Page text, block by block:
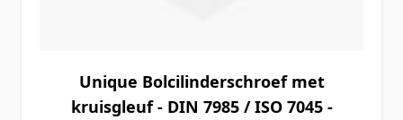
Unique Bolcilinderschroef met
kruisgleuf - DIN 7985 / ISO 7045 -